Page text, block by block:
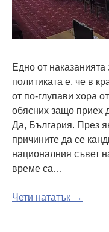
Едно от наказанията
политиката е, че в
от по-глупави хора
обясних защо приех
Да, България. През
причините да се
националния съвет
време са…
Чети нататък →